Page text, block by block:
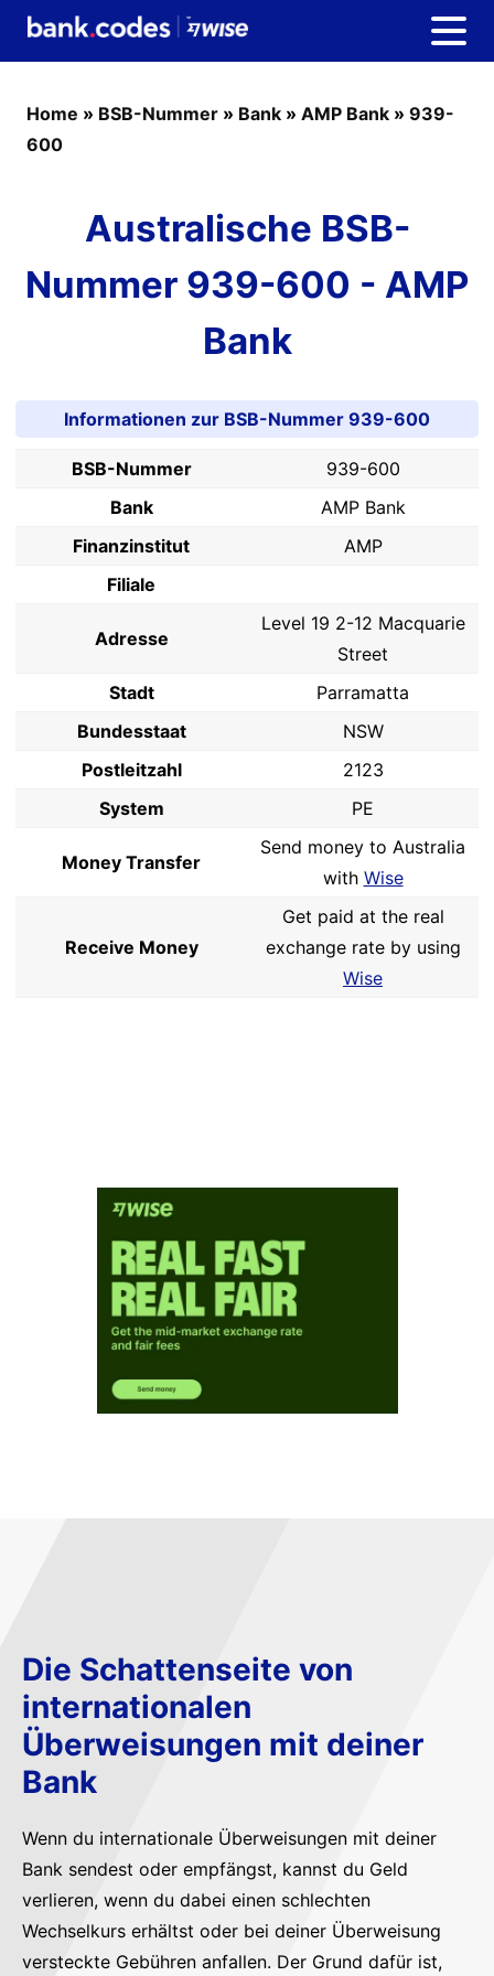
Home » BSB-Nummer » Bank » AMP Bank » 939-
600
Australische BSB-
Nummer 939-600 - AMP
Bank
Informationen zur BSB-Nummer 939-600
BSB-Nummer
939-600
Bank
AMP Bank
Finanzinstitut
AMP
Filiale
Adresse
Level 19 2-12 Macquarie
Street
Stadt
Parramatta
Bundesstaat
NSW
Postleitzahl
2123
System
PE
Money Transfer
Send money to Australia
with Wise
Receive Money
Get paid at the real
exchange rate by using
Wise
Die Schattenseite von
internationalen
Überweisungen mit deiner
Bank
Wenn du internationale Überweisungen mit deiner
Bank sendest oder empfängst, kannst du Geld
verlieren, wenn du dabei einen schlechten
Wechselkurs erhältst oder bei deiner Überweisung
versteckte Gebühren anfallen. Der Grund dafür ist,